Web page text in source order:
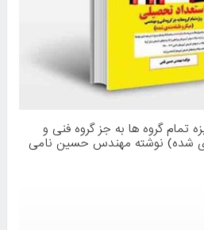
تمام گروه ها به جز گروه فنی و
شده) نوشته مهندس حسین نامی